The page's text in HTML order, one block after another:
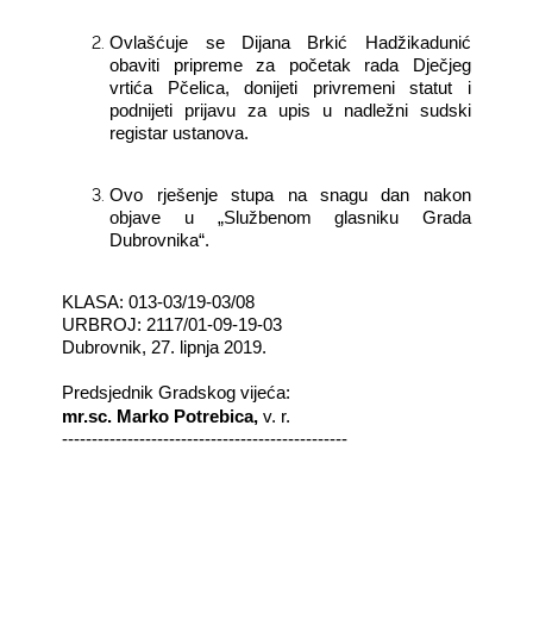
Ovlašćuje se Dijana Brkić Hadžikadunić
obaviti pripreme za početak rada Dječjeg
vrtića Pčelica, donijeti privremeni statut i
podnijeti prijavu za upis u nadležni sudski
registar ustanova.
Ovo rješenje stupa na snagu dan nakon
objave u „Službenom glasniku Grada
Dubrovnika“.
KLASA: 013-03/19-03/08
URBROJ: 2117/01-09-19-03
Dubrovnik, 27. lipnja 2019.
Predsjednik Gradskog vijeća:
mr.sc. Marko Potrebica, v. r.
------------------------------------------------